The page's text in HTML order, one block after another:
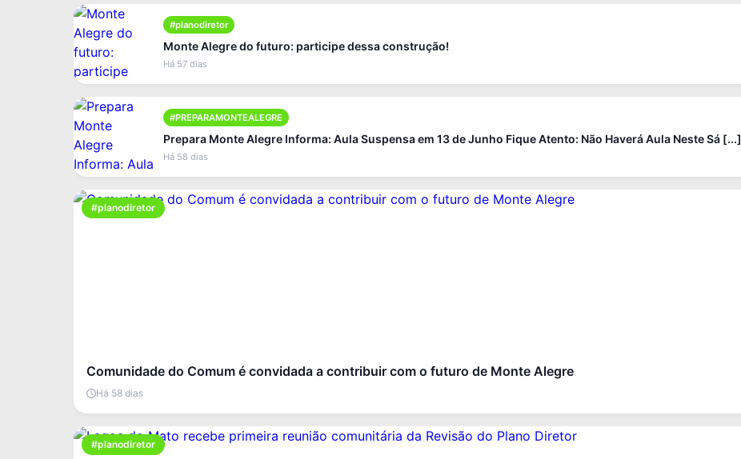
#planodiretor
Monte Alegre do futuro: participe dessa construção!
Há 57 dias
#PREPARAMONTEALEGRE
Prepara Monte Alegre Informa: Aula Suspensa em 13 de Junho Fique Atento: Não Haverá Aula Neste Sá [...]
Há 58 dias
#planodiretor
Comunidade do Comum é convidada a contribuir com o futuro de Monte Alegre
Há 58 dias
#planodiretor